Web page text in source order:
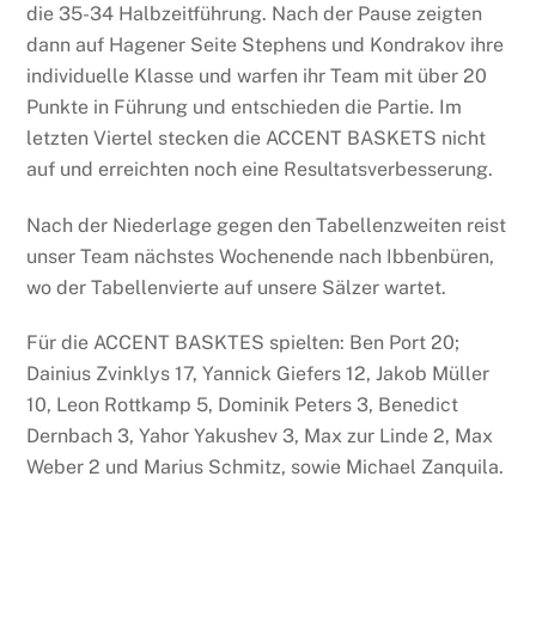
die 35-34 Halbzeitführung. Nach der Pause zeigten
dann auf Hagener Seite Stephens und Kondrakov ihre
individuelle Klasse und warfen ihr Team mit über 20
Punkte in Führung und entschieden die Partie. Im
letzten Viertel stecken die ACCENT BASKETS nicht
auf und erreichten noch eine Resultatsverbesserung.
Nach der Niederlage gegen den Tabellenzweiten reist
unser Team nächstes Wochenende nach Ibbenbüren,
wo der Tabellenvierte auf unsere Sälzer wartet.
Für die ACCENT BASKTES spielten: Ben Port 20;
Dainius Zvinklys 17, Yannick Giefers 12, Jakob Müller
10, Leon Rottkamp 5, Dominik Peters 3, Benedict
Dernbach 3, Yahor Yakushev 3, Max zur Linde 2, Max
Weber 2 und Marius Schmitz, sowie Michael Zanquila.